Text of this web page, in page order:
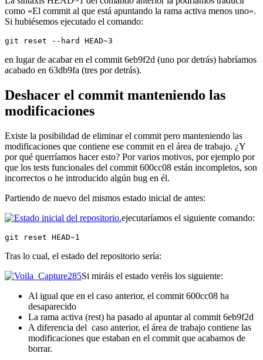
como «El commit al que está apuntando la rama activa menos uno».
Si hubiésemos ejecutado el comando:
git reset --hard HEAD~3
en lugar de acabar en el commit 6eb9f2d (uno por detrás) habríamos
acabado en 63db9fa (tres por detrás).
Deshacer el commit manteniendo las
modificaciones
Existe la posibilidad de eliminar el commit pero manteniendo las
modificaciones que contiene ese commit en el área de trabajo. ¿Y
por qué querríamos hacer esto? Por varios motivos, por ejemplo por
que los tests funcionales del commit 600cc08 están incompletos, son
incorrectos o he introducido algún bug en él.
Partiendo de nuevo del mismos estado inicial de antes:
ejecutaríamos el siguiente comando:
git reset HEAD~1
Tras lo cual, el estado del repositorio sería:
Si miráis el estado veréis los siguiente:
Al igual que en el caso anterior, el commit 600cc08 ha
desaparecido
La rama activa (rest) ha pasado al apuntar al commit 6eb9f2d
A diferencia del caso anterior, el área de trabajo contiene las
modificaciones que estaban en el commit que acabamos de
borrar.